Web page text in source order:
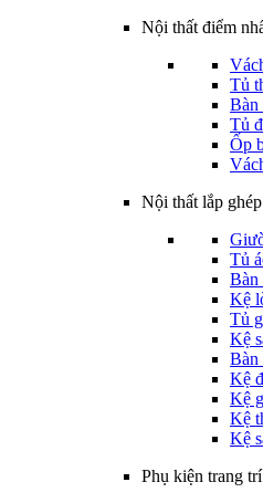
Nội thất điểm
Tủ
Bàn
Tủ
Ốp
Nội thất lắp ghép
Tủ
Bàn
Kệ
Tủ
Kệ
Bàn
Kệ
Kệ
Kệ
Kệ
Phụ kiện trang trí